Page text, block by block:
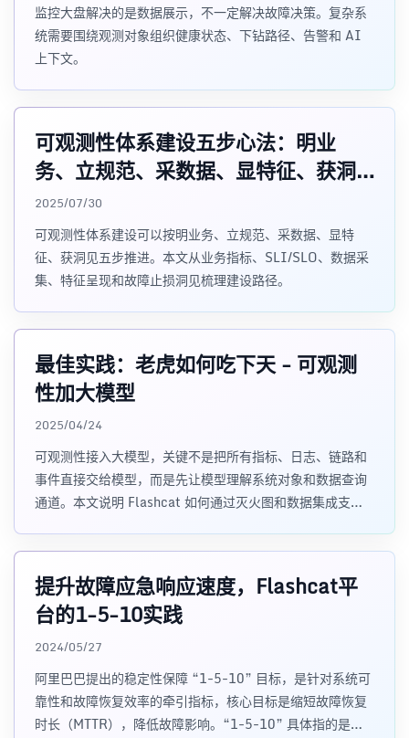
监控大盘解决的是数据展示，不一定解决故障决策。复杂系
统需要围绕观测对象组织健康状态、下钻路径、告警和 AI
上下文。
可观测性体系建设五步心法：明业
务、立规范、采数据、显特征、获洞
见
2025/07/30
可观测性体系建设可以按明业务、立规范、采数据、显特
征、获洞见五步推进。本文从业务指标、SLI/SLO、数据采
集、特征呈现和故障止损洞见梳理建设路径。
最佳实践：老虎如何吃下天 - 可观测
性加大模型
2025/04/24
可观测性接入大模型，关键不是把所有指标、日志、链路和
事件直接交给模型，而是先让模型理解系统对象和数据查询
通道。本文说明 Flashcat 如何通过灭火图和数据集成支撑
提升故障应急响应速度，Flashcat平
台的1-5-10实践
2024/05/27
阿里巴巴提出的稳定性保障 “1-5-10” 目标，是针对系统可
靠性和故障恢复效率的牵引指标，核心目标是缩短故障恢复
时长（MTTR），降低故障影响。“1-5-10” 具体指的是：